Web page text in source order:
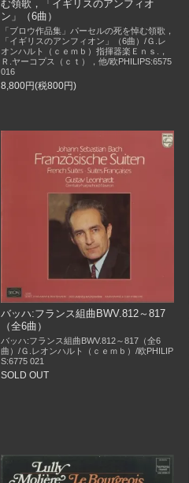
む領歌，「イギリスのアンフィオ
ン」（6曲）
「ブロウ作品集」パーセルの死を悼む領歌，
「イギリスのアンフィオン」（6曲）/Ｇ.レ
オンハルト（ｃｅｍｂ）指揮器楽Ｅｎｓ.，
Ｒ.ヤーコプス（ｃｔ），他/欧PHILIPS:6575
016
8,800円(税800円)
バッハ:フランス組曲BWV.812～817
（全6曲）
バッハ:フランス組曲BWV.812～817（全6
曲）/Ｇ.レオンハルト（ｃｅｍｂ）/欧PHILIP
S:6775 021
SOLD OUT